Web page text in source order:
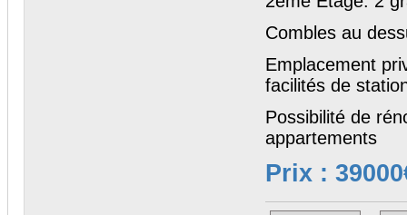
Combles au
Emplacement
facilités de
Possibilité de
appartements
Prix :